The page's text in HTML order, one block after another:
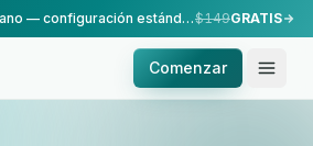
Configuración llave en mano — configuración estándar, realizada por nuestro equipo.$149GRATIS
Comenzar